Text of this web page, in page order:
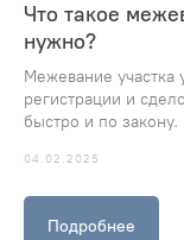
Что такое
нужно?
Межевание участка
регистрации и
быстро и по закону.
04.02.2025
Подробнее